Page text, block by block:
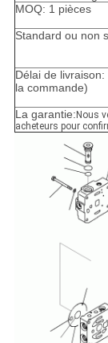
MOQ: 1 pièces
Standard ou non
Délai de
la commande)
La garantie: Nous
acheteurs pour